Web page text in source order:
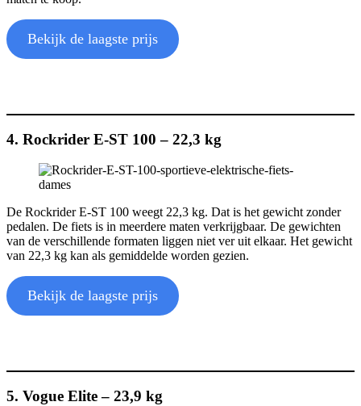
Bekijk de laagste prijs
4. Rockrider E-ST 100 – 22,3 kg
De Rockrider E-ST 100 weegt 22,3 kg. Dat is het gewicht zonder
pedalen. De fiets is in meerdere maten verkrijgbaar. De gewichten
van de verschillende formaten liggen niet ver uit elkaar. Het gewicht
van 22,3 kg kan als gemiddelde worden gezien.
Bekijk de laagste prijs
5. Vogue Elite – 23,9 kg